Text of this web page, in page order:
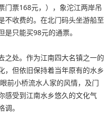
门票168元，），象沱江两岸吊
不收费的。在北门码头坐游船至
只能买98元的通票。
之处。作为江南四大名镇之一的
，但依旧保持着当年原有的水乡
前小桥流水人家的风情，及门
感受到江南水乡悠久的文化气
。